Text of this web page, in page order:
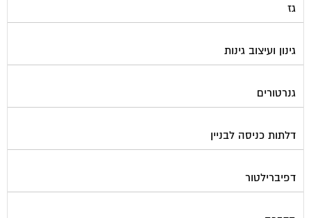
גז
גינון ועיצוב גינות
גנרטורים
דלתות כניסה לבניין
דפיברילטור